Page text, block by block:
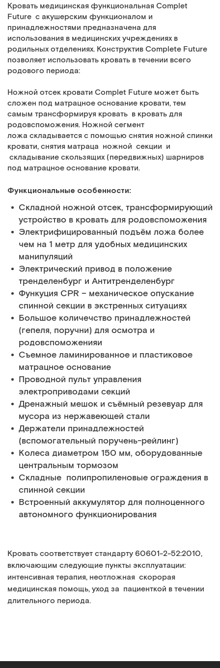
Кровать медицинская функциональная Сomplet
Future с акушерским функционалом и
принадлежностями предназначена для
использования в медицинских учреждениях в
родильных отделениях. Конструктив Complete Future
позволяет использовать кровать в течении всего
родового периода:
Ножной отсек кровати Сomplet Future может быть
сложен под матрацное основание кровати, тем
самым трансформируя кровать в кровать для
родовспоможения. Ножной сегмент
ложа складывается с помощью снятия ножной спинки
кровати, снятия матраца ножной секции и
складывание скользящих (передвижных) шарниров
под матрацное основание кровати.
Функциональные особенности:
Складной ножной отсек, трансформирующий
устройство в кровать для родовспоможения
Электрифицированный подъём ложа более
чем на 1 метр для удобных медицинских
манипуляций
Электрический привод в положение
тренделенбург и Антитренделенбург
Функуция CPR – механическое опускание
спинной секции в экстренных ситуациях
Большое количечство принадлежностей
(гепеля, поручни) для осмотра и
родовспоможенияи
Съемное ламинированное и пластиковое
матрацное основание
Проводной пульт управления
электроприводами секций
Дренажный мешок и съёмный резевуар для
мусора из нержавеющей стали
Держатели принадлежностей
(вспомогательный поручень-рейлинг)
Колеса диаметром 150 мм, оборудованные
центральным тормозом
Складные полипропиленовые ограждения в
спинной секции
Встроенный аккумулятор для полноценного
автономного функционирования
Кровать соответствует стандарту 60601-2-52:2010,
включающим следующие пункты эксплуатации:
интенсивная терапия, неотложная скорорая
медицинская помощь, уход за пациенткой в течении
длительного периода.